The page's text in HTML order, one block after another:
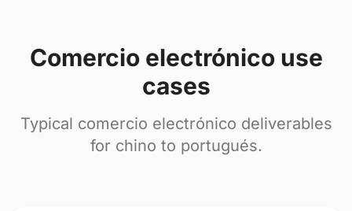
Comercio electrónico use
cases
Typical comercio electrónico deliverables
for chino to portugués.